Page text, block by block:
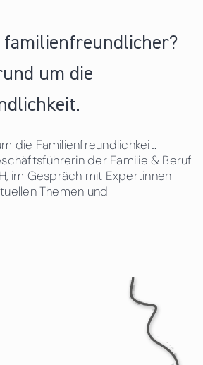
familienfreundlicher?
um die
die Familienfreundlichkeit.
der Familie & Beruf
im Gespräch mit Expertinnen
Themen und